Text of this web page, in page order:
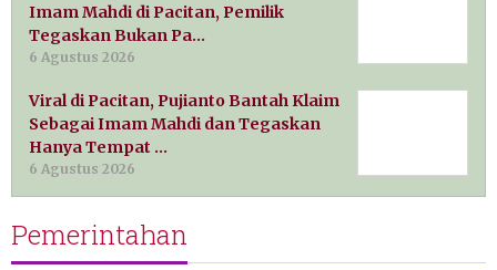
Imam Mahdi di Pacitan, Pemilik
Tegaskan Bukan Pa…
6 Agustus 2026
Viral di Pacitan, Pujianto Bantah Klaim
Sebagai Imam Mahdi dan Tegaskan
Hanya Tempat …
6 Agustus 2026
Pemerintahan